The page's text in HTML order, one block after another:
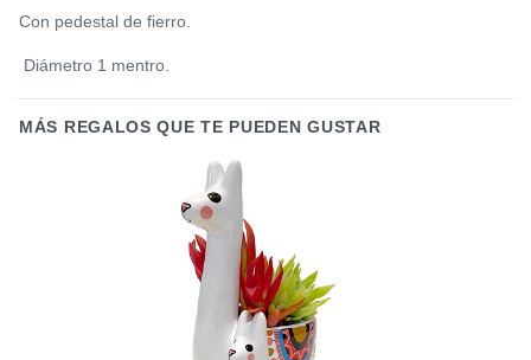
Con pedestal de fierro.
Diámetro 1 mentro.
MÁS REGALOS QUE TE PUEDEN GUSTAR